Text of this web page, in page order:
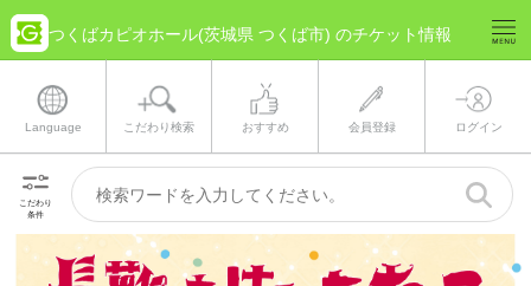
つくばカピオホール(茨城県 つくば市) のチケット情報
Language こだわり検索 おすすめ 会員登録 ログイン
こだわり
条件